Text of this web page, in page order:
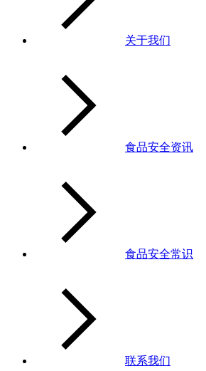
关于我们
食品安全资讯
食品安全常识
联系我们